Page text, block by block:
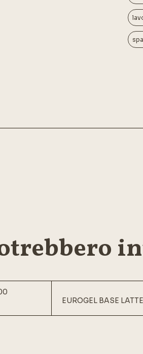
EUROGEL BASE